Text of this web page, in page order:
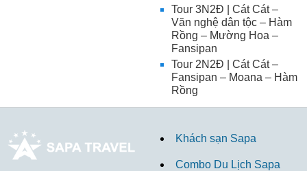
Tour 3N2Đ | Cát Cát –
Văn nghệ dân tộc – Hàm
Rồng – Mường Hoa –
Fansipan
Tour 2N2Đ | Cát Cát –
Fansipan – Moana – Hàm
Rồng
Khách sạn Sapa
Combo Du Lịch Sapa